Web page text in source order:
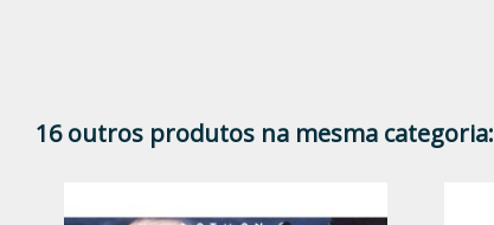
16 outros produtos na mesma categoria: